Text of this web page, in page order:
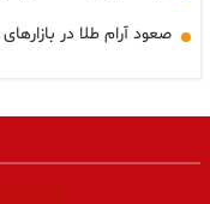
صعود آرام طلا در